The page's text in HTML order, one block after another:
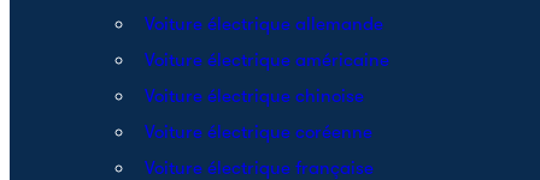
Voiture électrique allemande
Voiture électrique américaine
Voiture électrique chinoise
Voiture électrique coréenne
Voiture électrique française